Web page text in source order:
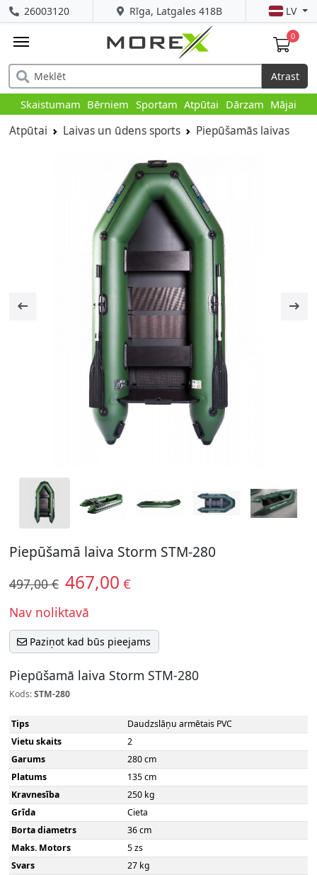
Rīga, Latgales 418B
26003120 LV
0
Atrast
Skaistumam Bērniem Sportam Atpūtai Dārzam Mājai
Atpūtai Laivas un ūdens sports Piepūšamās laivas
Piepūšamā laiva Storm STM-280
497,00 € 467,00 €
Nav noliktavā
Paziņot kad būs pieejams
Piepūšamā laiva Storm STM-280
Kods:STM-280
Tips
Daudzslāņu armētais PVC
Vietu skaits
2
Garums
280 cm
Platums
135 cm
Kravnesība
250 kg
Grīda
Cieta
Borta diametrs
36 cm
Maks. Motors
5 zs
Svars
27 kg